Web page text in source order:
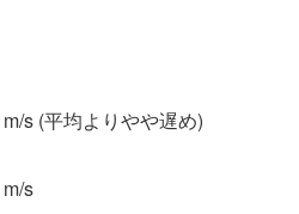
m/s (平均よ りやや遅め)
m/s